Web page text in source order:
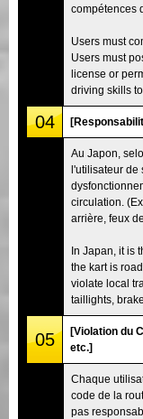
compétences
Users must
Users must
license or
driving skills
04
Au Japon,
l'utilisateur de
circulation.
arrière, feux
In Japan, it is
the kart is
violate local
taillights,
05
[Violation du
etc.]
Chaque
code de la
pas